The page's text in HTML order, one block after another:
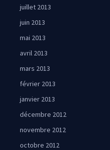
juillet 2013
juin 2013
mai 2013
avril 2013
mars 2013
février 2013
janvier 2013
décembre 2012
novembre 2012
octobre 2012